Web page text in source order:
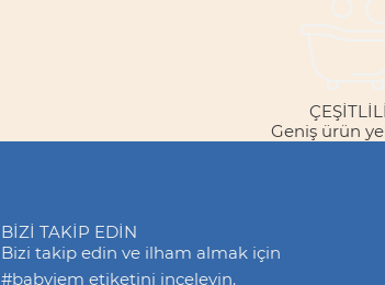
Geniş ürün
BİZİ TAKİP EDİN
Bizi takip edin ve ilham almak için
#babyjem etiketini inceleyin.